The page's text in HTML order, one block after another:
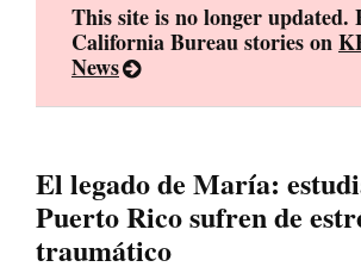
This site is no longer updated.
California Bureau stories on
News
El legado de María:
Puerto Rico sufren de
traumático